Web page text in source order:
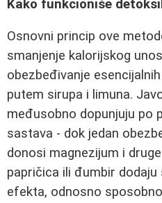
Kako funkcioniše
Osnovni princip ove
smanjenje kalorijskog
obezbeđivanje
putem sirupa i limuna.
međusobno dopunjuju po
sastava - dok jedan
donosi magnezijum i
papričica ili đumbir
efekta, odnosno